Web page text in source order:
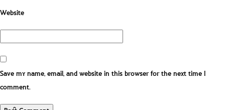
Website
Save my name, email, and website in this browser for the next time I
comment.